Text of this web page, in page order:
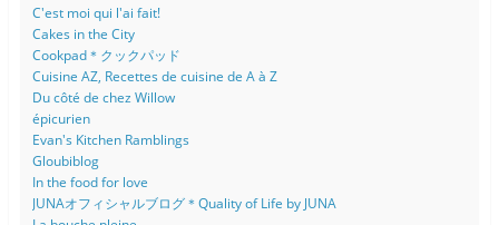
C'est moi qui l'ai fait!
Cakes in the City
Cookpad＊クックパッド
Cuisine AZ, Recettes de cuisine de A à Z
Du côté de chez Willow
épicurien
Evan's Kitchen Ramblings
Gloubiblog
In the food for love
JUNAオフィシャルブログ＊Quality of Life by JUNA